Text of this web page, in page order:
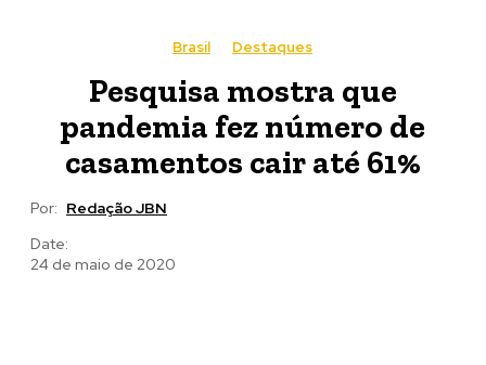
Brasil Destaques
Pesquisa mostra que
pandemia fez número de
casamentos cair até 61%
Por: Redação JBN
Date:
24 de maio de 2020